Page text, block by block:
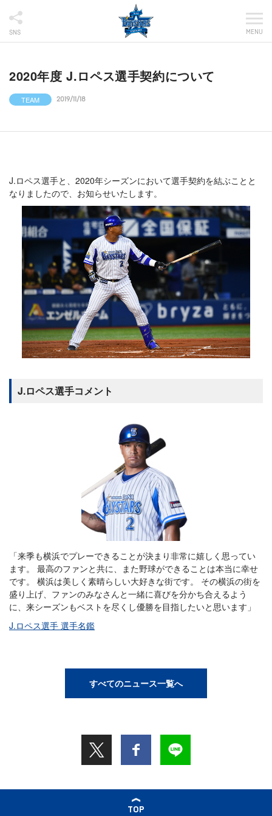
SNS MENU
2020年度 J.ロペス選手契約について
TEAM 2019/11/18
J.ロペス選手と、2020年シーズンにおいて選手契約を結ぶことと
なりましたので、お知らせいたします。
J.ロペス選手コメント
「来季も横浜でプレーできることが決まり非常に嬉しく思ってい
ます。 最高のファンと共に、また野球ができることは本当に幸せ
です。 横浜は美しく素晴らしい大好きな街です。 その横浜の街を
盛り上げ、ファンのみなさんと一緒に喜びを分かち合えるよう
に、来シーズンもベストを尽くし優勝を目指したいと思います」
J.ロペス選手 選手名鑑
すべてのニュース一覧へ
TOP